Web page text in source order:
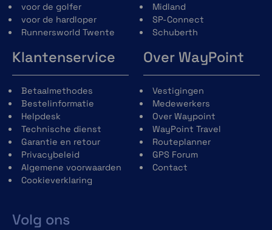
voor de golfer
voor de hardloper
Runnersworld Twente
Midland
SP-Connect
Schuberth
Klantenservice
Betaalmethodes
Bestelinformatie
Helpdesk
Technische dienst
Garantie en retour
Privacybeleid
Algemene voorwaarden
Cookieverklaring
Volg ons
Over WayPoint
Vestigingen
Medewerkers
Over Waypoint
WayPoint Travel
Routeplanner
GPS Forum
Contact